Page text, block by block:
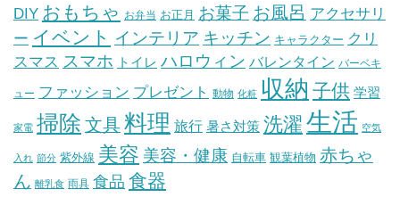
DIY おもちゃ お弁当 お正月 お菓子 お風呂 アクセサリ
ー イベント インテリア キッチン キャラクター クリ
スマス スマホ トイレ ハロウィン バレンタイン バーベキ
ュー ファッション プレゼント 動物 化粧 収納 子供 学習
家電 掃除 文具料理 旅行 暑さ対策 洗濯 生活 空気
入れ 節分 紫外線 美容 美容・健康 自転車 観葉植物 赤ちゃ
ん 離乳食 雨具 食品 食器